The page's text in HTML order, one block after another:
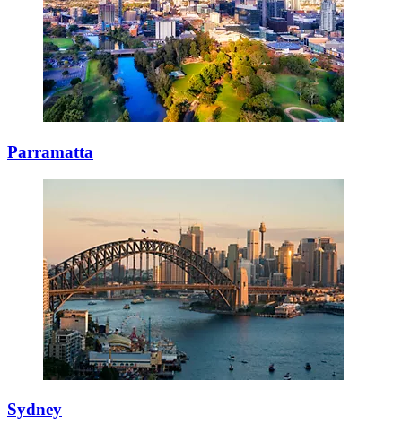
Parramatta
Sydney